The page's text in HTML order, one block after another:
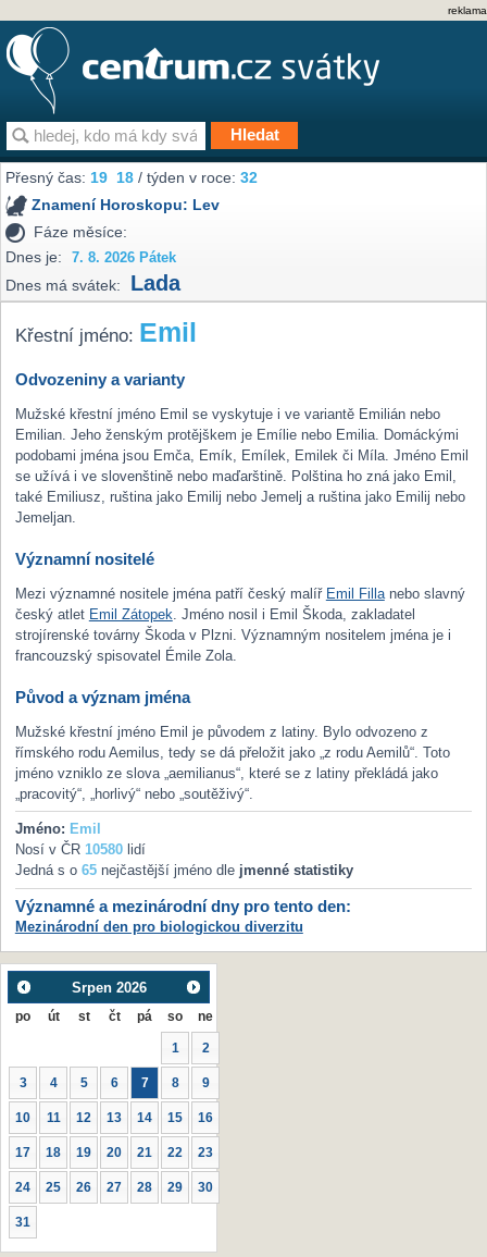
reklama
Přesný čas:19 18 / týden v roce:32
Znamení Horoskopu: Lev
Fáze měsíce:
Dnes je:
7. 8. 2026 Pátek
Dnes má svátek: Lada
Křestní jméno: Emil
Odvozeniny a varianty
Mužské křestní jméno Emil se vyskytuje i ve variantě Emilián nebo
Emilian. Jeho ženským protějškem je Emílie nebo Emilia. Domáckými
podobami jména jsou Emča, Emík, Emílek, Emilek či Míla. Jméno Emil
se užívá i ve slovenštině nebo maďarštině. Polština ho zná jako Emil,
také Emiliusz, ruština jako Emilij nebo Jemelj a ruština jako Emilij nebo
Jemeljan.
Významní nositelé
Mezi významné nositele jména patří český malíř Emil Fillanebo slavný
český atlet Emil Zátopek . Jméno nosil i Emil Škoda, zakladatel
strojírenské továrny Škoda v Plzni. Významným nositelem jména je i
francouzský spisovatel Émile Zola.
Původ a význam jména
Mužské křestní jméno Emil je původem z latiny. Bylo odvozeno z
římského rodu Aemilus, tedy se dá přeložit jako „z rodu Aemilů“. Toto
jméno vzniklo ze slova „aemilianus“, které se z latiny překládá jako
„pracovitý“, „horlivý“ nebo „soutěživý“.
Jméno: Emil
Nosí v ČR 10580lidí
Jedná s o 65nejčastější jméno dle jmenné statistiky
Významné a mezinárodní dny pro tento den:
Mezinárodní den pro biologickou diverzitu
Srpen 2026
po út st čt pá so ne
1 2
3 4 5 6 7 8 9
10 11 12 13 14 15 16
17 18 19 20 21 22 23
24 25 26 27 28 29 30
31